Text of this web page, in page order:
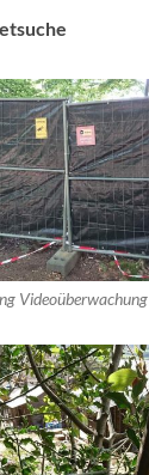
Videoüberwachung